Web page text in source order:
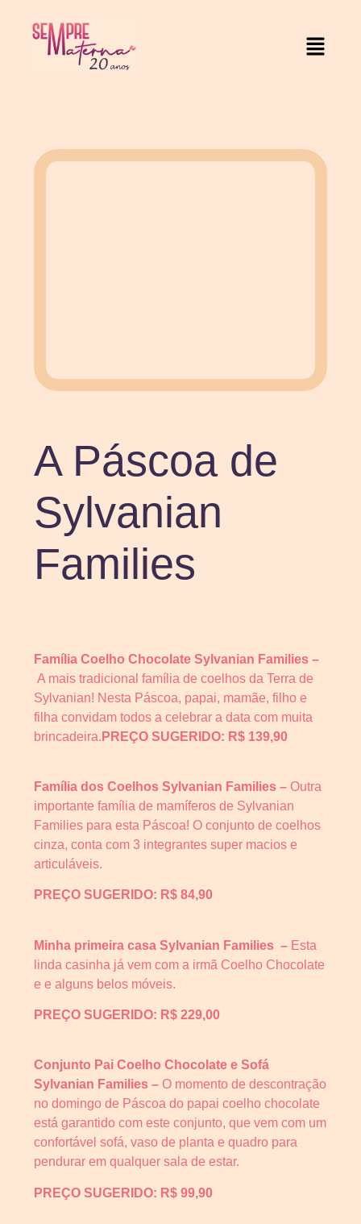
A Páscoa de
Sylvanian
Families
Família Coelho Chocolate Sylvanian Families –
A mais tradicional família de coelhos da Terra de
Sylvanian! Nesta Páscoa, papai, mamãe, filho e
filha convidam todos a celebrar a data com muita
brincadeira. PREÇO SUGERIDO: R$ 139,90
Família dos Coelhos Sylvanian Families – Outra
importante família de mamíferos de Sylvanian
Families para esta Páscoa! O conjunto de coelhos
cinza, conta com 3 integrantes super macios e
articuláveis.
PREÇO SUGERIDO: R$ 84,90
Minha primeira casa Sylvanian Families – Esta
linda casinha já vem com a irmã Coelho Chocolate
e e alguns belos móveis.
PREÇO SUGERIDO: R$ 229,00
Conjunto Pai Coelho Chocolate e Sofá
Sylvanian Families – O momento de descontração
no domingo de Páscoa do papai coelho chocolate
está garantido com este conjunto, que vem com um
confortável sofá, vaso de planta e quadro para
pendurar em qualquer sala de estar.
PREÇO SUGERIDO: R$ 99,90